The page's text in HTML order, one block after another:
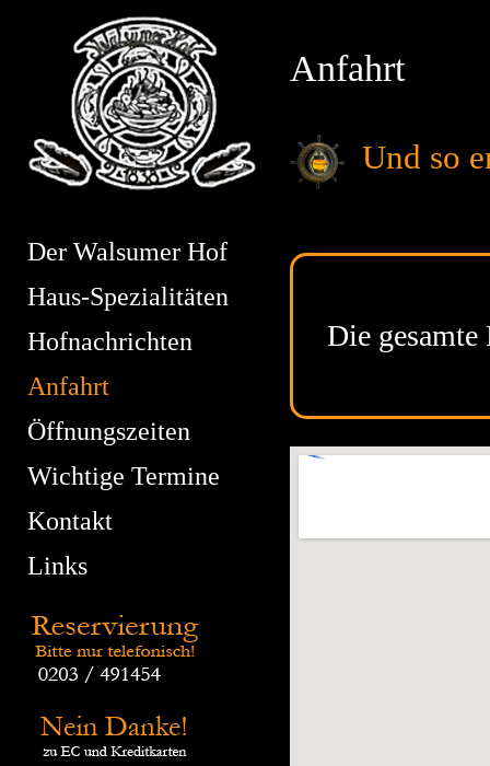
Der Walsumer Hof
Haus-Spezialitäten
Hofnachrichten
Anfahrt
Öffnungszeiten
Wichtige Termine
Kontakt
Links
Anfahrt
Und so
Die